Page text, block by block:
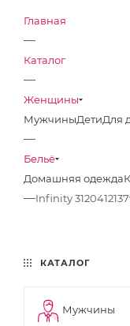
Главная
—
Каталог
—
Женщины
МужчиныДетиДля
—
Бельё
Домашняя одежда
—Infinity
КАТАЛОГ
Мужчины